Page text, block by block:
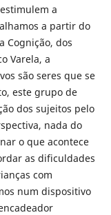
a
a partir do
Cognição, dos
Varela, a
são seres que se
este grupo de
dos sujeitos pelo
nada do
o que acontece
as dificuldades
com
num dispositivo